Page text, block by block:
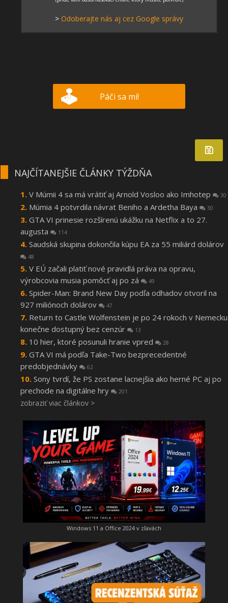
> Odoberajte nás aj cez Google správy
Páči sa mi!
NAJČÍTANEJŠIE ČLÁNKY TÝŽDŇA
V Múmii 4 sa má vrátiť aj Arnold Vosloo ako Imhotep 30
Múmia 4 potvrdila návrat Beniho a Ardetha Baya 30
GTA VI prinesie rozšírenú ukážku na Netflix a to 27.
augusta
114
Saudská skupina dokončila kúpu EA za 55 miliárd dolárov
48
V EÚ začali platiť nové pravidlá práva na opravu,
výrobcovia musia pomôcť aj po zá
49
Spider-Man: Brand New Day podľa odhadov otvoril na
927 miliónoch dolárov
47
Return to Castle Wolfenstein je po 24 rokoch v Nemecku
konečne dostupný bez cenzúr
13
10 hier, ktoré posunuli hranie vpred 28
GTA VI má podľa Take-Two bezprecedentné
predobjednávky
62
Sony tvrdí, že PS zostane lacnejšia ako herné PC aj po
prechode na digitálne hry
201
zobraziť viac článkov >
Windows 11 a Office 2024 v zľavách